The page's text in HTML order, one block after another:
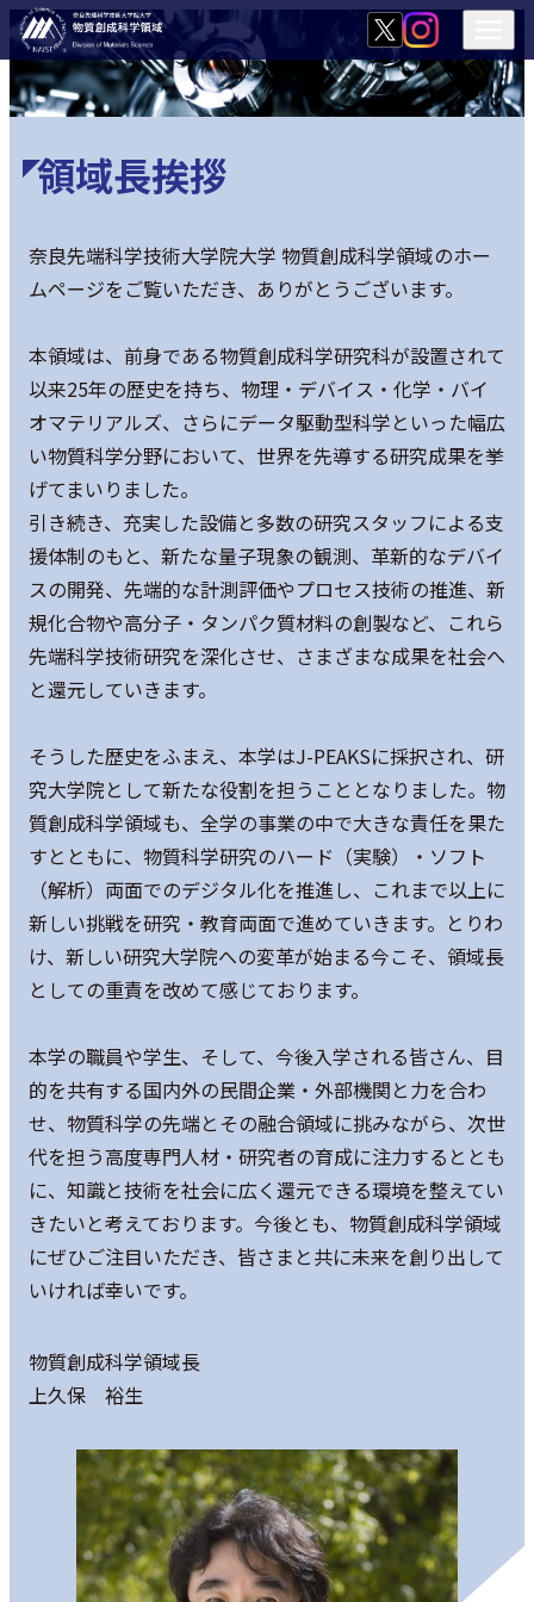
領域長挨拶
奈良先端科学技術大学院大学 物質創成科学領域のホー
ムページをご覧いただき、ありがとうございます。
本領域は、前身である物質創成科学研究科が設置されて
以来25年の歴史を持ち、物理・デバイス・化学・バイ
オマテリアルズ、さらにデータ駆動型科学といった幅広
い物質科学分野において、世界を先導する研究成果を挙
げてまいりました。
引き続き、充実した設備と多数の研究スタッフによる支
援体制のもと、新たな量子現象の観測、革新的なデバイ
スの開発、先端的な計測評価やプロセス技術の推進、新
規化合物や高分子・タンパク質材料の創製など、これら
先端科学技術研究を深化させ、さまざまな成果を社会へ
と還元していきます。
そうした歴史をふまえ、本学はJ-PEAKSに採択され、研
究大学院として新たな役割を担うこととなりました。物
質創成科学領域も、全学の事業の中で大きな責任を果た
すとともに、物質科学研究のハード（実験）・ソフト
（解析）両面でのデジタル化を推進し、これまで以上に
新しい挑戦を研究・教育両面で進めていきます。とりわ
け、新しい研究大学院への変革が始まる今こそ、領域長
としての重責を改めて感じております。
本学の職員や学生、そして、今後入学される皆さん、目
的を共有する国内外の民間企業・外部機関と力を合わ
せ、物質科学の先端とその融合領域に挑みながら、次世
代を担う高度専門人材・研究者の育成に注力するととも
に、知識と技術を社会に広く還元できる環境を整えてい
きたいと考えております。今後とも、物質創成科学領域
にぜひご注目いただき、皆さまと共に未来を創り出して
いければ幸いです。
物質創成科学領域長
上久保 裕生